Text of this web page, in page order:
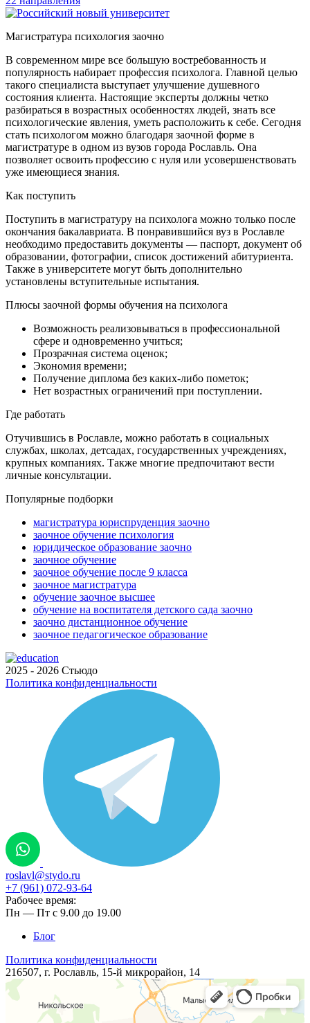
Магистратура психология заочно
В современном мире все большую востребованность и
популярность набирает профессия психолога. Главной целью
такого специалиста выступает улучшение душевного
состояния клиента. Настоящие эксперты должны четко
разбираться в возрастных особенностях людей, знать все
психологические явления, уметь расположить к себе. Сегодня
стать психологом можно благодаря заочной форме в
магистратуре в одном из вузов города Рославль. Она
позволяет освоить профессию с нуля или усовершенствовать
уже имеющиеся знания.
Как поступить
Поступить в магистратуру на психолога можно только после
окончания бакалавриата. В понравившийся вуз в Рославле
необходимо предоставить документы — паспорт, документ об
образовании, фотографии, список достижений абитуриента.
Также в университете могут быть дополнительно
установлены вступительные испытания.
Плюсы заочной формы обучения на психолога
Возможность реализовываться в профессиональной
сфере и одновременно учиться;
Прозрачная система оценок;
Экономия времени;
Получение диплома без каких-либо пометок;
Нет возрастных ограничений при поступлении.
Где работать
Отучившись в Рославле, можно работать в социальных
службах, школах, детсадах, государственных учреждениях,
крупных компаниях. Также многие предпочитают вести
личные консультации.
Популярные подборки
магистратура юриспруденция заочно
заочное обучение психология
юридическое образование заочно
заочное обучение
заочное обучение после 9 класса
заочное магистратура
обучение заочное высшее
обучение на воспитателя детского сада заочно
заочно дистанционное обучение
заочное педагогическое образование
2025 - 2026 Стьюдо
Политика конфиденциальности
roslavl@stydo.ru
+7 (961) 072-93-64
Рабочее время:
Пн — Пт с 9.00 до 19.00
Блог
Политика конфиденциальности
216507, г. Рославль, ​​​15-й микрорайон, 14